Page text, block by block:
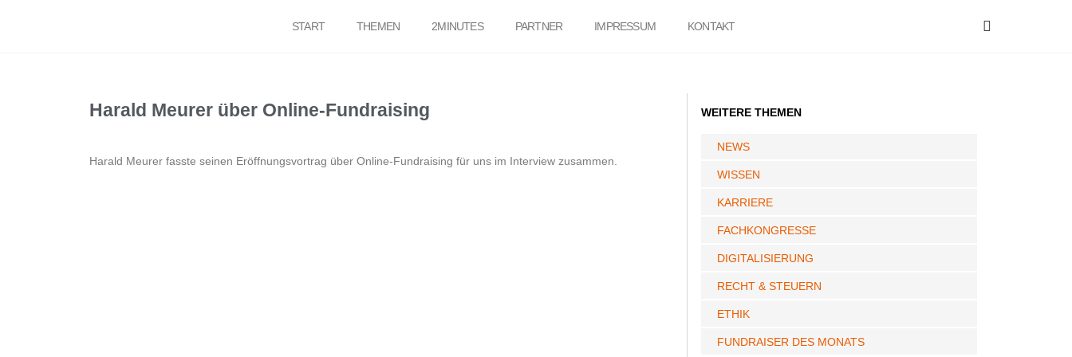
START THEMEN 2MINUTES PARTNER IMPRESSUM KONTAKT
Harald Meurer über Online-Fundraising
Harald Meurer fasste seinen Eröffnungsvortrag über Online-Fundraising für uns im Interview zusammen.
WEITERE THEMEN
NEWS
WISSEN
KARRIERE
FACHKONGRESSE
DIGITALISIERUNG
RECHT & STEUERN
ETHIK
FUNDRAISER DES MONATS